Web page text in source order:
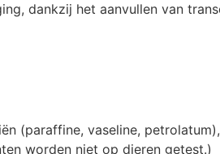
dankzij het aanvullen van
(paraffine, vaseline,
worden niet op dieren getest.)